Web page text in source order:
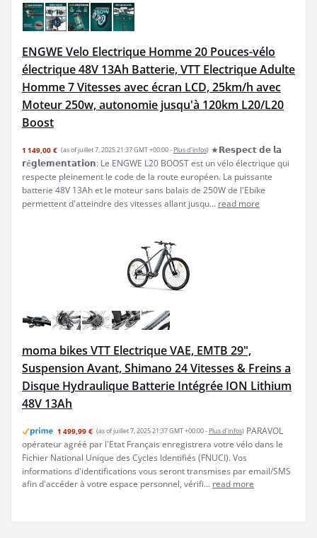
ENGWE Velo Electrique Homme 20 Pouces-vélo
électrique 48V 13Ah Batterie, VTT Electrique Adulte
Homme 7 Vitesses avec écran LCD, 25km/h avec
Moteur 250w, autonomie jusqu'à 120km L20/L20
Boost
1 149,00 € (as of juillet 7, 2025 21:37 GMT +00:00 - Plus d’infos) ★𝗥𝗲𝘀𝗽𝗲𝗰𝘁 𝗱𝗲 𝗹𝗮
𝗿é𝗴𝗹𝗲𝗺𝗲𝗻𝘁𝗮𝘁𝗶𝗼𝗻: Le ENGWE L20 BOOST est un vélo électrique qui
respecte pleinement le code de la route européen. La puissante
batterie 48V 13Ah et le moteur sans balais de 250W de l'Ebike
permettent d'atteindre des vitesses allant jusqu... read more
moma bikes VTT Electrique VAE, EMTB 29",
Suspension Avant, Shimano 24 Vitesses & Freins a
Disque Hydraulique Batterie Intégrée ION Lithium
48V 13Ah
1 499,99 € (as of juillet 7, 2025 21:37 GMT +00:00 - Plus d’infos) PARAVOL
opérateur agréé par l'Etat Français enregistrera votre vélo dans le
Fichier National Unique des Cycles Identifiés (FNUCI). Vos
informations d'identifications vous seront transmises par email/SMS
afin d'accéder à votre espace personnel, vérifi... read more